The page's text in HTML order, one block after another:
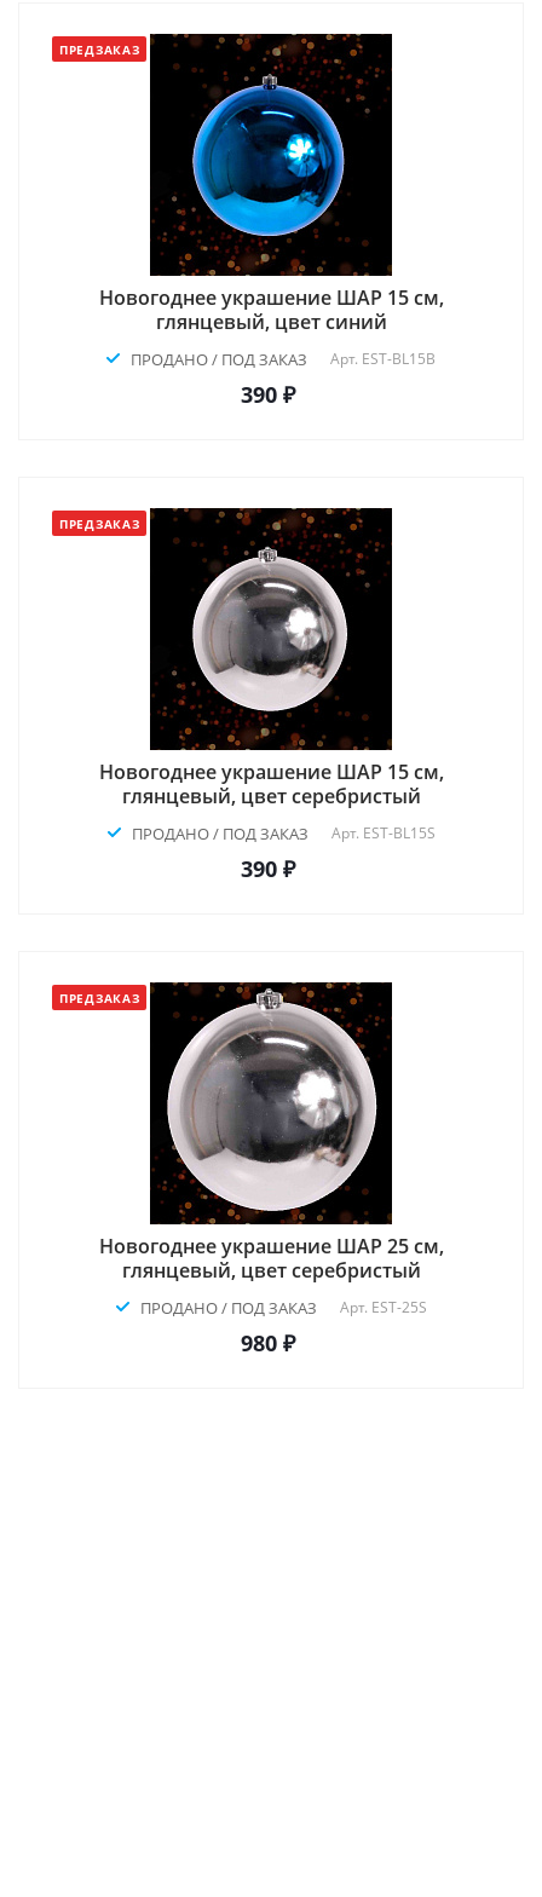
ПРЕДЗАКАЗ
Новогоднее украшение ШАР 15 см,
глянцевый, цвет синий
ПРОДАНО / ПОД ЗАКАЗ Арт. EST-BL15B
390 ₽
ПРЕДЗАКАЗ
Новогоднее украшение ШАР 15 см,
глянцевый, цвет серебристый
ПРОДАНО / ПОД ЗАКАЗ Арт. EST-BL15S
390 ₽
ПРЕДЗАКАЗ
Новогоднее украшение ШАР 25 см,
глянцевый, цвет серебристый
ПРОДАНО / ПОД ЗАКАЗ Арт. EST-25S
980 ₽